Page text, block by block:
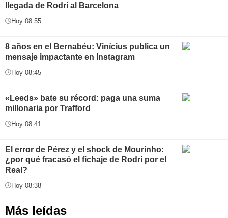
llegada de Rodri al Barcelona
Hoy 08:55
8 años en el Bernabéu: Vinícius publica un
mensaje impactante en Instagram
Hoy 08:45
«Leeds» bate su récord: paga una suma
millonaria por Trafford
Hoy 08:41
El error de Pérez y el shock de Mourinho:
¿por qué fracasó el fichaje de Rodri por el
Real?
Hoy 08:38
Más leídas